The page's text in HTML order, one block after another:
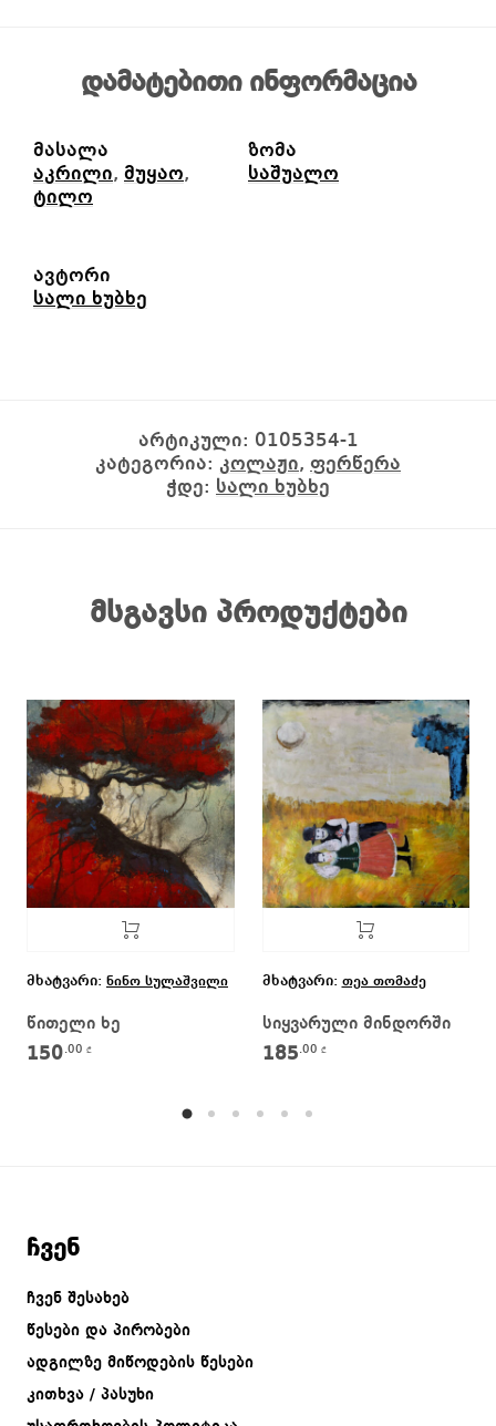
დამატებითი ინფორმაცია
მასალა
აკრილი, მუყაო,
ტილო
ზომა
საშუალო
ავტორი
სალი ხუბხე
არტიკული: 0105354-1
კატეგორია: კოლაჟი, ფერწერა
ჭდე: სალი ხუბხე
მსგავსი პროდუქტები
მხატვარი: ნინო სულაშვილი
წითელი ხე
150.00 ₾
მხატვარი: თეა თომაძე
სიყვარული მინდორში
185.00₾
ჩვენ
ჩვენ შესახებ
წესები და პირობები
ადგილზე მიწოდების წესები
კითხვა / პასუხი